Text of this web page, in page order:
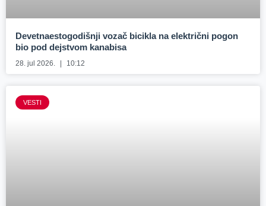
Devetnaestogodišnji vozač bicikla na električni pogon
bio pod dejstvom kanabisa
28. jul 2026. 10:12
VESTI